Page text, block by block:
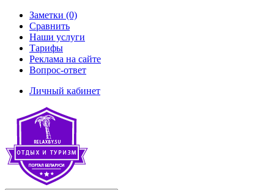
Заметки (0)
Сравнить
Наши услуги
Тарифы
Реклама на сайте
Вопрос-ответ
Личный кабинет